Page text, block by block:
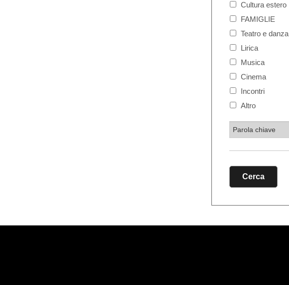
Cultura estero
FAMIGLIE
Teatro e danza
Lirica
Musica
Cinema
Incontri
Altro
Cerca